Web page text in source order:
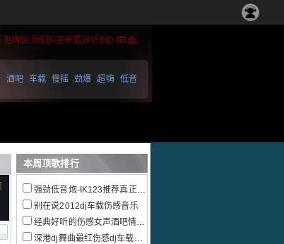
绚丽,我们只更新最好听的DJ舞曲。
酒吧 车载 慢摇 劲爆 超嗨 低音
本周顶歌排行
强劲低音炮-IK123推荐真正的慢摇跳舞大碟
别在说2012dj车载伤感音乐
经典好听的伤感女声酒吧情感慢摇
深港dj舞曲最红伤感dj车载音乐大碟